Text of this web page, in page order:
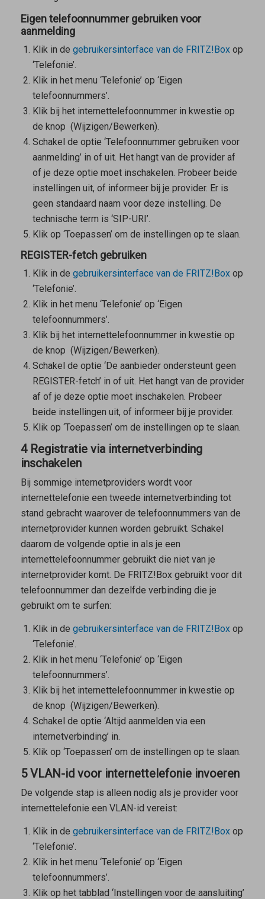
Eigen telefoonnummer gebruiken voor
aanmelding
Klik in de gebruikersinterface van de FRITZ!Boxop
‘Telefonie’.
Klik in het menu ‘Telefonie’ op ‘Eigen
telefoonnummers’.
Klik bij het internettelefoonnummer in kwestie op
de knop (Wijzigen/Bewerken).
Schakel de optie ‘Telefoonnummer gebruiken voor
aanmelding’ in of uit. Het hangt van de provider af
of je deze optie moet inschakelen. Probeer beide
instellingen uit, of informeer bij je provider. Er is
geen standaard naam voor deze instelling. De
technische term is ‘SIP-URI’.
Klik op ‘Toepassen’ om de instellingen op te slaan.
REGISTER-fetch gebruiken
Klik in de gebruikersinterface van de FRITZ!Boxop
‘Telefonie’.
Klik in het menu ‘Telefonie’ op ‘Eigen
telefoonnummers’.
Klik bij het internettelefoonnummer in kwestie op
de knop (Wijzigen/Bewerken).
Schakel de optie ‘De aanbieder ondersteunt geen
REGISTER-fetch’ in of uit. Het hangt van de provider
af of je deze optie moet inschakelen. Probeer
beide instellingen uit, of informeer bij je provider.
Klik op ‘Toepassen’ om de instellingen op te slaan.
4 Registratie via internetverbinding
inschakelen
Bij sommige internetproviders wordt voor
internettelefonie een tweede internetverbinding tot
stand gebracht waarover de telefoonnummers van de
internetprovider kunnen worden gebruikt. Schakel
daarom de volgende optie in als je een
internettelefoonnummer gebruikt die niet van je
internetprovider komt. De FRITZ!Box gebruikt voor dit
telefoonnummer dan dezelfde verbinding die je
gebruikt om te surfen:
Klik in de gebruikersinterface van de FRITZ!Boxop
‘Telefonie’.
Klik in het menu ‘Telefonie’ op ‘Eigen
telefoonnummers’.
Klik bij het internettelefoonnummer in kwestie op
de knop (Wijzigen/Bewerken).
Schakel de optie ‘Altijd aanmelden via een
internetverbinding’ in.
Klik op ‘Toepassen’ om de instellingen op te slaan.
5 VLAN-id voor internettelefonie invoeren
De volgende stap is alleen nodig als je provider voor
internettelefonie een VLAN-id vereist:
Klik in de gebruikersinterface van de FRITZ!Boxop
‘Telefonie’.
Klik in het menu ‘Telefonie’ op ‘Eigen
telefoonnummers’.
Klik op het tabblad ‘Instellingen voor de aansluiting’